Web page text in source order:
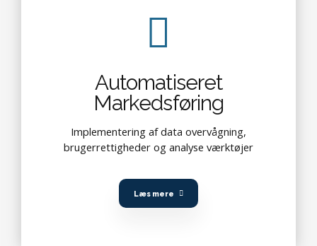
Automatiseret
Markedsføring
Implementering af data overvågning,
Læs mere